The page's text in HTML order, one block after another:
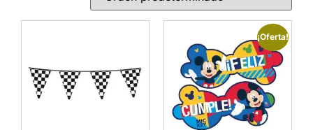
¡Oferta!